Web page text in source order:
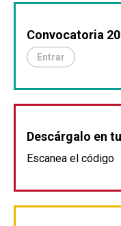
Convocatoria
Entrar
Descárgalo en
Escanea el código